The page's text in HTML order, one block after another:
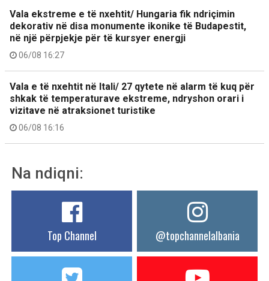
Vala ekstreme e të nxehtit/ Hungaria fik ndriçimin
dekorativ në disa monumente ikonike të Budapestit,
në një përpjekje për të kursyer energji
06/08 16:27
Vala e të nxehtit në Itali/ 27 qytete në alarm të kuq për
shkak të temperaturave ekstreme, ndryshon orari i
vizitave në atraksionet turistike
06/08 16:16
Na ndiqni:
Top Channel @topchannelalbania